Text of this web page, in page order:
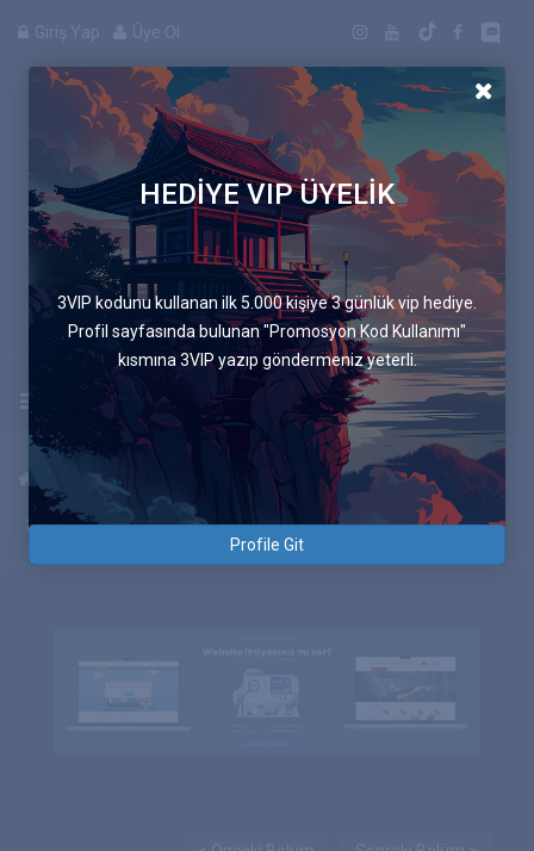
Giriş Yap Üye Ol
Manga
Uygulamayı İndir
Anasayfa Mavi Sandalye
276.Bölüm
HEDİYE VIP ÜYELİK
3VIP kodunu kullanan ilk 5.000 kişiye 3 günlük vip hediye.
Profil sayfasında bulunan "Promosyon Kod Kullanımı"
kısmına 3VIP yazıp göndermeniz yeterli.
Profile Git